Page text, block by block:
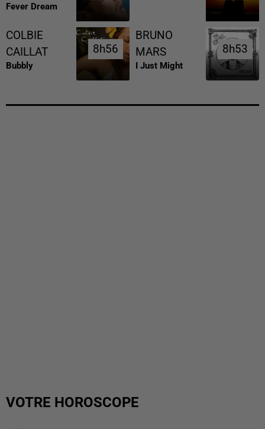
Fever Dream
COLBIE
CAILLAT
Bubbly
8h56
8h56
BRUNO
MARS
I Just Might
8h53
8h53
VOTRE HOROSCOPE